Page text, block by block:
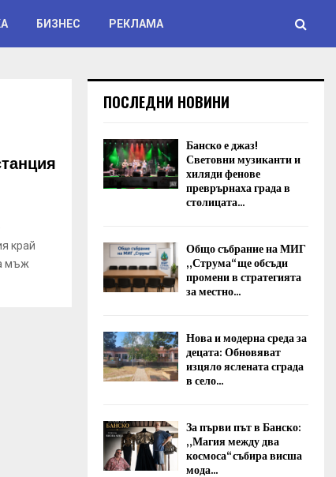
БИЗНЕС РЕКЛАМА
край
мъж
ПОСЛЕДНИ НОВИНИ
Банско е джаз!
Световни музиканти и
хиляди фенове
преврърнаха града в
столицата...
Общо събрание на МИГ
„Струма“ ще обсъди
промени в стратегията
за местно...
Нова и модерна среда за
децата: Обновяват
изцяло яслената сграда
в село...
За първи път в Банско:
„Магия между два
космоса“ събира висша
мода...